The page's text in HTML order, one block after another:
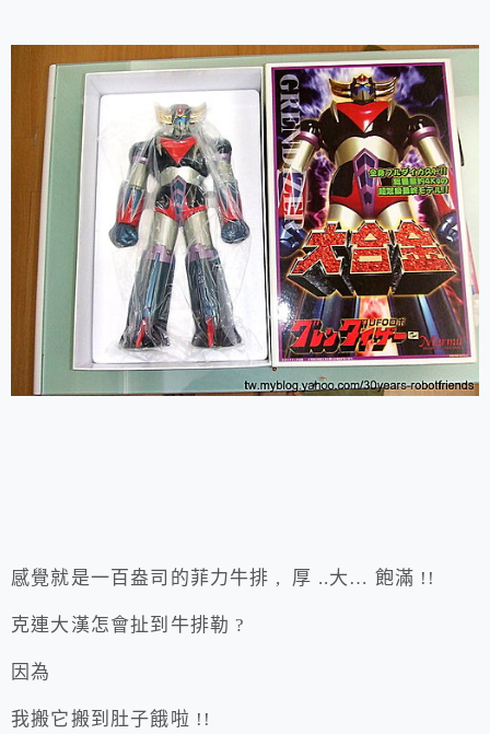
感覺就是一百盎司的菲力牛排 , 厚 ..大… 飽滿 !!
克連大漢怎會扯到牛排勒 ?
因為
我搬它搬到肚子餓啦 !!